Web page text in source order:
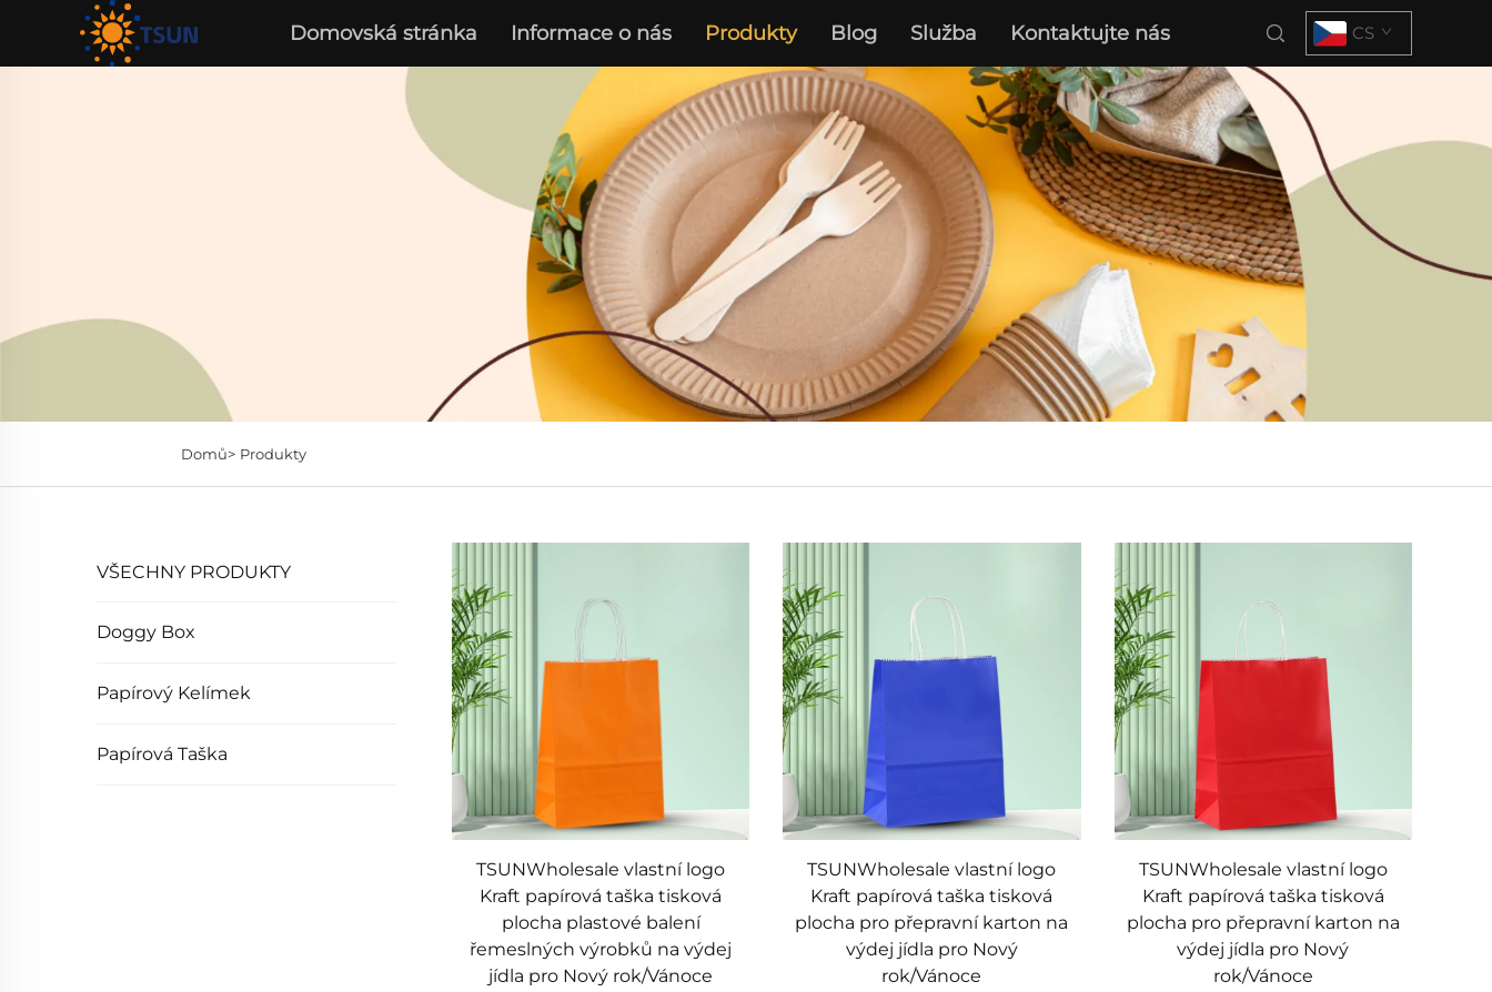
Domovská stránka Informace o nás Produkty Blog Služba Kontaktujte nás CS
Domů> Produkty
VŠECHNY PRODUKTY
Doggy Box
Papírový Kelímek
Papírová Taška
TSUNWholesale vlastní logo
Kraft papírová taška tisková
plocha plastové balení
řemeslných výrobků na výdej
jídla pro Nový rok/Vánoce
TSUNWholesale vlastní logo
Kraft papírová taška tisková
plocha pro přepravní karton na
výdej jídla pro Nový
rok/Vánoce
TSUNWholesale vlastní logo
Kraft papírová taška tisková
plocha pro přepravní karton na
výdej jídla pro Nový
rok/Vánoce